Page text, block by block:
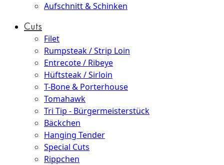
Aufschnitt & Schinken
Cuts
Filet
Rumpsteak / Strip Loin
Entrecote / Ribeye
Hüftsteak / Sirloin
T-Bone & Porterhouse
Tomahawk
Tri Tip - Bürgermeisterstück
Bäckchen
Hanging Tender
Special Cuts
Rippchen